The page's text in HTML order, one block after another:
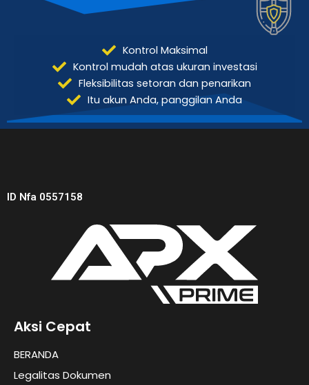
Kontrol Maksimal
Kontrol mudah atas ukuran investasi
Fleksibilitas setoran dan penarikan
Itu akun Anda, panggilan Anda
ID Nfa 0557158
Aksi Cepat
BERANDA
Legalitas Dokumen